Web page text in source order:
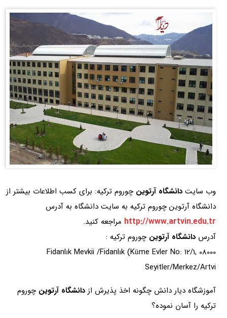
وب سایت دانشگاه آرتوین چوروم ترکیه: برای کسب اطلاعات بیشتر از
دانشگاه آرتوین چوروم ترکیه به سایت دانشگاه به آدرس
http://www.artvin.edu.tr مراجعه کنید.
آدرس دانشگاه آرتوین چوروم ترکیه :
Fidanlık Mevkii /Fidanlık (Küme Evler No: 12/1, 08000
Seyitler/Merkez/Artvi
آموزشگاه دیار دانش چگونه اخذ پذیرش از دانشگاه آرتوین چوروم
ترکیه را آسان نموده؟